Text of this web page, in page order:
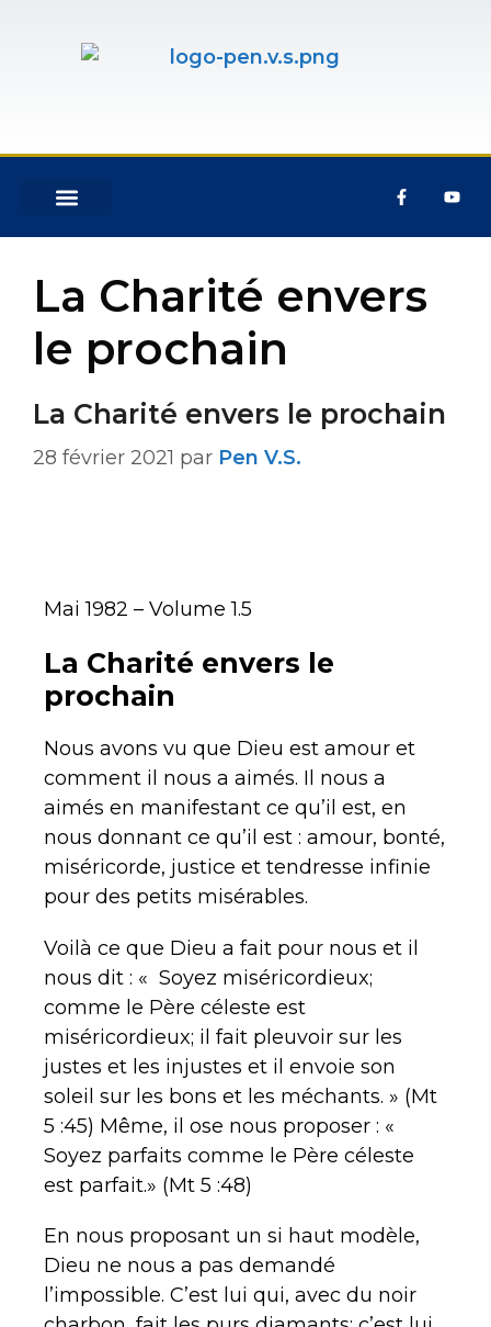
La Charité envers
le prochain
La Charité envers le prochain
28 février 2021 par Pen V.S.
Mai 1982 – Volume 1.5
La Charité envers le
prochain
Nous avons vu que Dieu est amour et
comment il nous a aimés. Il nous a
aimés en manifestant ce qu’il est, en
nous donnant ce qu’il est : amour, bonté,
miséricorde, justice et tendresse infinie
pour des petits misérables.
Voilà ce que Dieu a fait pour nous et il
nous dit : « Soyez miséricordieux;
comme le Père céleste est
miséricordieux; il fait pleuvoir sur les
justes et les injustes et il envoie son
soleil sur les bons et les méchants. » (Mt
5 :45) Même, il ose nous proposer : «
Soyez parfaits comme le Père céleste
est parfait.» (Mt 5 :48)
En nous proposant un si haut modèle,
Dieu ne nous a pas demandé
l’impossible. C’est lui qui, avec du noir